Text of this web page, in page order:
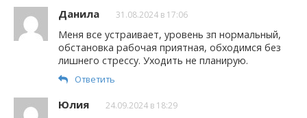
Данила 31.08.2024 в 17:06
Меня все устраивает, уровень зп нормальный,
обстановка рабочая приятная, обходимся без
лишнего стрессу. Уходить не планирую.
Ответить
Юлия 24.09.2024 в 18:29